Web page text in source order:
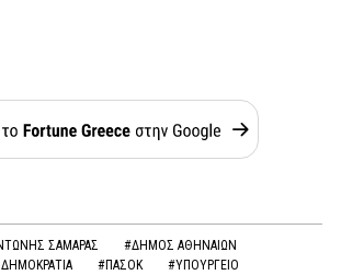
ΣΑΜΑΡΑΣ
#ΔΗΜΟΣ ΑΘΗΝΑΙΩΝ
#ΠΑΣΟΚ
#ΥΠΟΥΡΓΕΙΟ